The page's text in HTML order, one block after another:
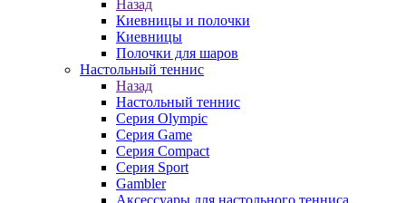
Назад
Киевницы и полочки
Киевницы
Полочки для шаров
Настольный теннис
Назад
Настольный теннис
Серия Olympic
Серия Game
Серия Compact
Серия Sport
Gambler
Аксессуары для настольного тенниса